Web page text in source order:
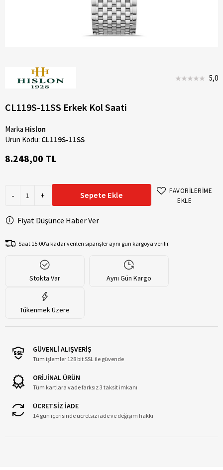
5,0
CL119S-11SS Erkek Kol Saati
Marka Hislon
Ürün Kodu: CL119S-11SS
8.248,00 TL
- + Sepete Ekle
FAVORİLERİME
EKLE
Fiyat Düşünce Haber Ver
Saat 15:00’a kadar verilen siparişler aynı gün kargoya verilir.
Stokta Var Aynı Gün Kargo
Tükenmek Üzere
GÜVENLİ ALIŞVERİŞ
Tüm işlemler 128 bit SSL ile güvende
ORİJİNAL ÜRÜN
Tüm kartlara vade farksız 3 taksit imkanı
ÜCRETSİZ İADE
14 gün içerisinde ücretsiz iade ve değişim hakkı